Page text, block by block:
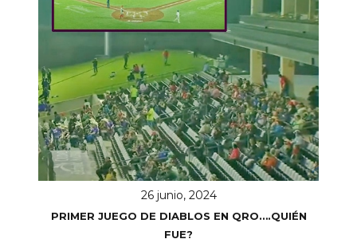
26 junio, 2024
PRIMER JUEGO DE DIABLOS EN QRO….QUIÉN
FUE?